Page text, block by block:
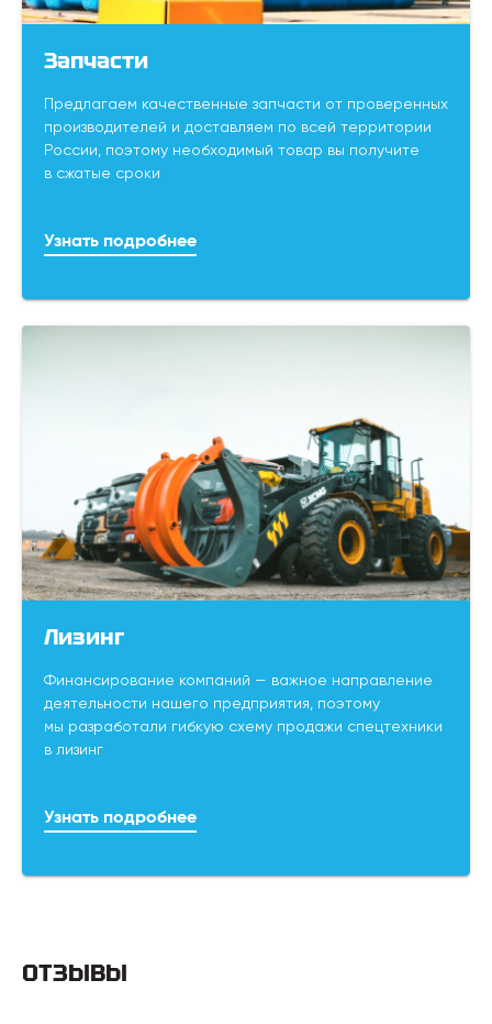
Запчасти
Предлагаем качественные запчасти от проверенных
производителей и доставляем по всей территории
России, поэтому необходимый товар вы получите
в сжатые сроки
Узнать подробнее
Лизинг
Финансирование компаний — важное направление
деятельности нашего предприятия, поэтому
мы разработали гибкую схему продажи спецтехники
в лизинг
Узнать подробнее
ОТЗЫВЫ